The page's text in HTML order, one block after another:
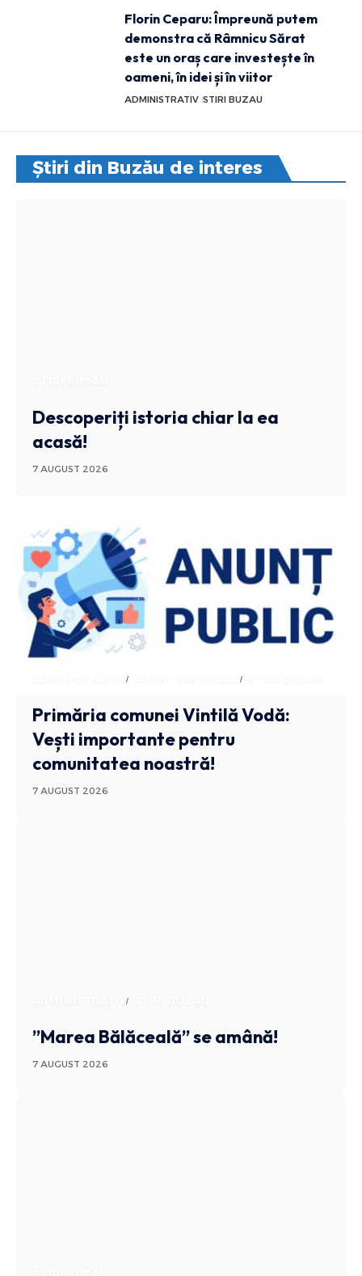
Florin Ceparu: Împreună putem
demonstra că Râmnicu Sărat
este un oraș care investește în
oameni, în idei și în viitor
ADMINISTRATIV STIRI BUZAU
Știri din Buzău de interes
Descoperiți istoria chiar la ea
acasă!
7 AUGUST 2026
ADMINISTRATIV ANUNTURI BUZAU
Primăria comunei Vintilă Vodă:
Vești importante pentru
comunitatea noastră!
7 AUGUST 2026
ADMINISTRATIV
”Marea Bălăceală” se amână!
7 AUGUST 2026